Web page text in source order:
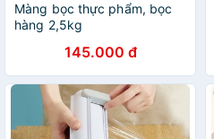
Màng bọc thực phẩm, bọc
hàng 2,5kg
145.000 đ